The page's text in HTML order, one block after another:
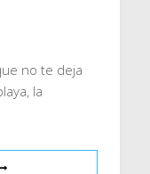
no te deja
la